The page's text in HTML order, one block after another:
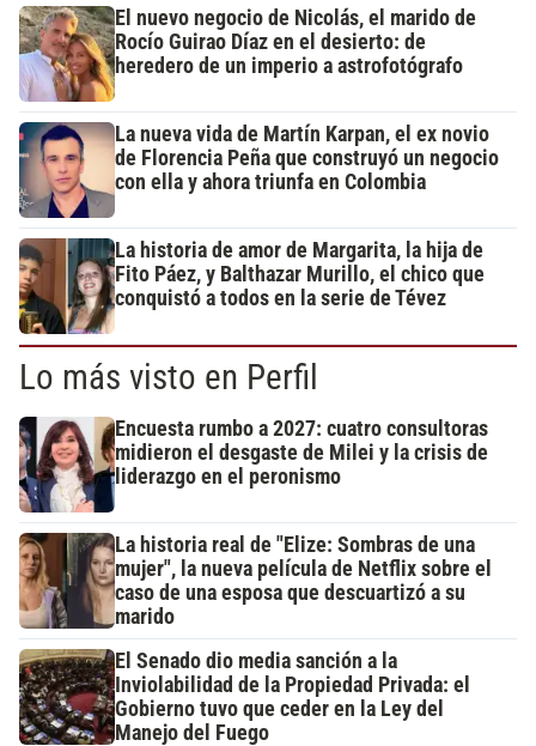
El nuevo negocio de Nicolás, el marido de
Rocío Guirao Díaz en el desierto: de
heredero de un imperio a astrofotógrafo
La nueva vida de Martín Karpan, el ex novio
de Florencia Peña que construyó un negocio
con ella y ahora triunfa en Colombia
La historia de amor de Margarita, la hija de
Fito Páez, y Balthazar Murillo, el chico que
conquistó a todos en la serie de Tévez
Lo más visto en Perfil
Encuesta rumbo a 2027: cuatro consultoras
midieron el desgaste de Milei y la crisis de
liderazgo en el peronismo
La historia real de "Elize: Sombras de una
mujer", la nueva película de Netflix sobre el
caso de una esposa que descuartizó a su
marido
El Senado dio media sanción a la
Inviolabilidad de la Propiedad Privada: el
Gobierno tuvo que ceder en la Ley del
Manejo del Fuego